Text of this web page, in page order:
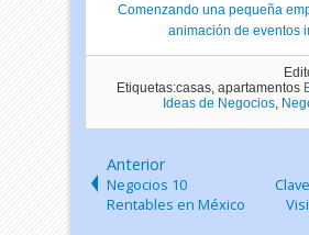
Comenzando una pequeña
animación de eventos
Etiquetas:casas, apartamentos
Ideas de Negocios,
5
Anterior
10 Negocios
Rentables en México